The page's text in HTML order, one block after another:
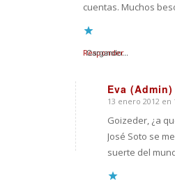
cuentas. Muchos
Cargando...
Responder
Eva (Admin)
Dice:
13 enero 2012 en
Goizeder, ¿a
José Soto se
suerte del